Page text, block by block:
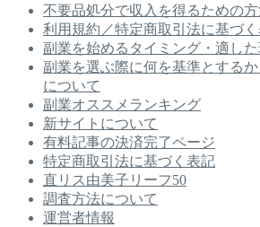
不要品処分で収入を得るための
利用規約／特定商取引法に基づ
副業を始めるタイミング・適した
副業を選ぶ際に何を基準とする
について
副業オススメランキング
新サイトについて
有料記事の決済完了ページ
特定商取引法に基づく表記
直リス由美子リーフ50
調査方法について
運営者情報